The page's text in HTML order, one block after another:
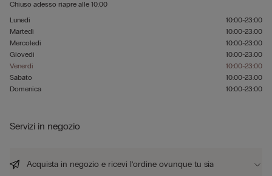
Chiuso adesso riapre alle 10:00
Lunedì
10:00-23:00
Martedì
10:00-23:00
Mercoledì
10:00-23:00
Giovedì
10:00-23:00
Venerdì
10:00-23:00
Sabato
10:00-23:00
Domenica
10:00-23:00
Servizi in negozio
Acquista in negozio e ricevi l’ordine ovunque tu sia